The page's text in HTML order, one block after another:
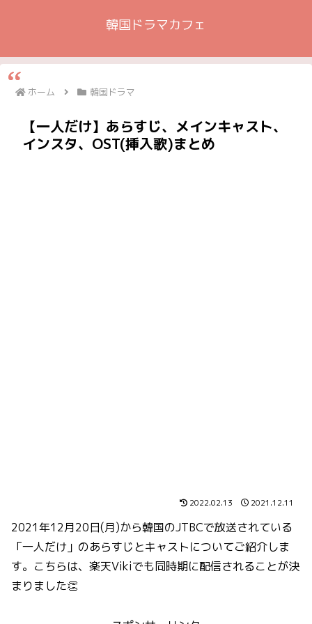
韓国ドラマカフェ
ホーム 韓国ドラマ
【一人だけ】あらすじ、メインキャスト、
インスタ、OST(挿入歌)まとめ
2022.02.13 2021.12.11
2021年12月20日(月)から韓国のJTBCで放送されている
「一人だけ」のあらすじとキャストについてご紹介しま
す。こちらは、楽天Vikiでも同時期に配信されることが決
まりました👏